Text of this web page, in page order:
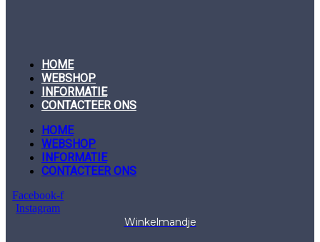
HOME
WEBSHOP
INFORMATIE
CONTACTEER ONS
HOME
WEBSHOP
INFORMATIE
CONTACTEER ONS
Facebook-f
Instagram
Winkelmandje